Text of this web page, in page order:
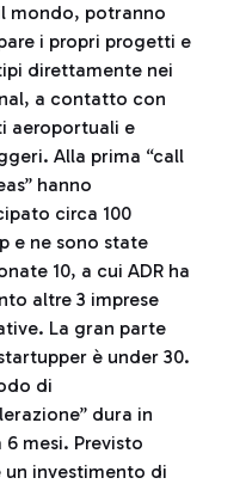
mondo, potranno
i propri progetti e
direttamente nei
a contatto con
aeroportuali e
Alla prima “call
hanno
circa 100
e ne sono state
10, a cui ADR ha
altre 3 imprese
La gran parte
è under 30.
di
dura in
6 mesi. Previsto
un investimento di